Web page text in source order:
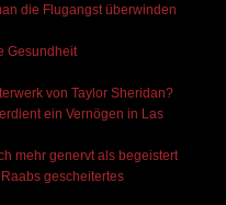
die Flugangst überwinden
Gesundheit
von Taylor Sheridan?
ein Vernögen in Las
mehr genervt als begeistert
gescheitertes